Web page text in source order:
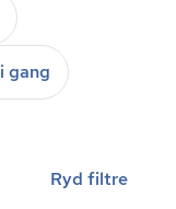
gang
Ryd filtre